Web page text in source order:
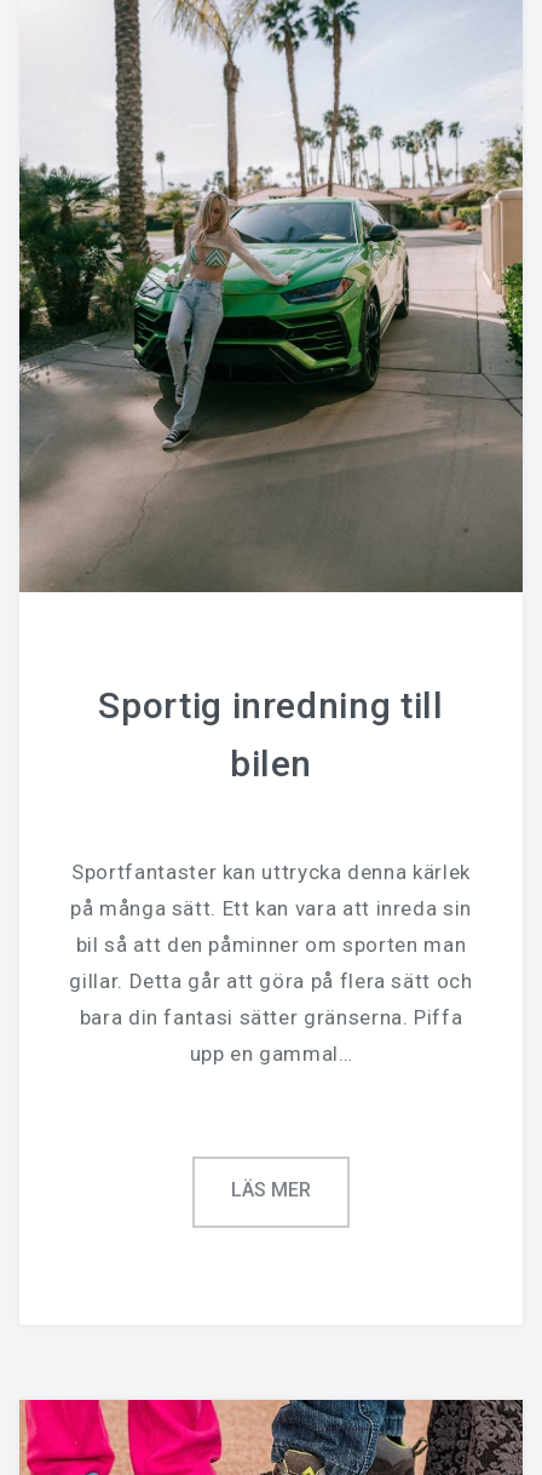
Sportig inredning till
bilen
Sportfantaster kan uttrycka denna kärlek
på många sätt. Ett kan vara att inreda sin
bil så att den påminner om sporten man
gillar. Detta går att göra på flera sätt och
bara din fantasi sätter gränserna. Piffa
upp en gammal…